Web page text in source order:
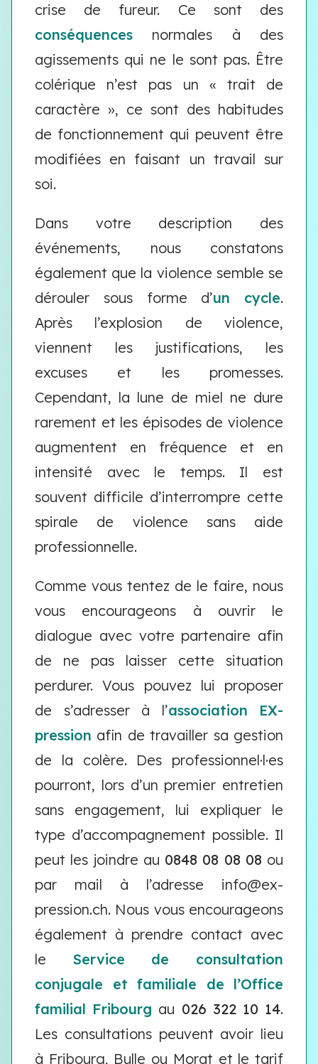
crise de fureur. Ce sont des
conséquences normales à des
agissements qui ne le sont pas. Être
colérique n’est pas un « trait de
caractère », ce sont des habitudes
de fonctionnement qui peuvent être
modifiées en faisant un travail sur
soi.
Dans votre description des
événements, nous constatons
également que la violence semble se
dérouler sous forme d’un cycle.
Après l’explosion de violence,
viennent les justifications, les
excuses et les promesses.
Cependant, la lune de miel ne dure
rarement et les épisodes de violence
augmentent en fréquence et en
intensité avec le temps. Il est
souvent difficile d’interrompre cette
spirale de violence sans aide
professionnelle.
Comme vous tentez de le faire, nous
vous encourageons à ouvrir le
dialogue avec votre partenaire afin
de ne pas laisser cette situation
perdurer. Vous pouvez lui proposer
de s’adresser à l’association EX-
pression afin de travailler sa gestion
de la colère. Des professionnel·l·es
pourront, lors d’un premier entretien
sans engagement, lui expliquer le
type d’accompagnement possible. Il
peut les joindre au 0848 08 08 08 ou
par mail à l’adresse info@ex-
pression.ch. Nous vous encourageons
également à prendre contact avec
le Service de consultation
conjugale et familiale de l’Office
familial Fribourg au 026 322 10 14.
Les consultations peuvent avoir lieu
à Fribourg, Bulle ou Morat et le tarif